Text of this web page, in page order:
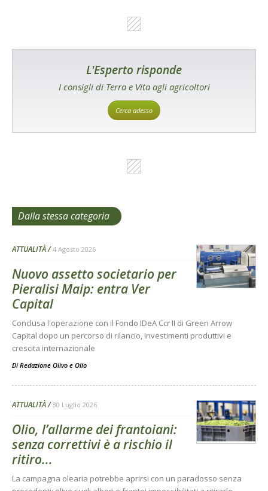
L'Esperto risponde
I consigli di Terra e Vita agli agricoltori
Cerca adesso
Dalla stessa categoria
ATTUALITÀ 4 Agosto 2026
Nuovo assetto societario per
Pieralisi Maip: entra Ver
Capital
Conclusa l'operazione con il Fondo IDeA Ccr II di Green Arrow
Capital dopo un percorso di rilancio, investimenti produttivi e
crescita internazionale
Di Redazione Olivo e Olio
ATTUALITÀ 30 Luglio 2026
Olio, l’allarme dei frantoiani:
senza correttivi è a rischio il
ritiro...
La campagna olearia potrebbe aprirsi con un paradosso senza